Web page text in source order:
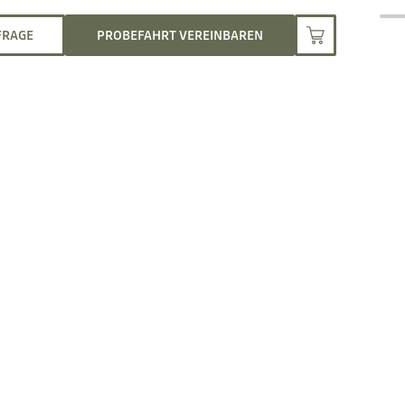
PROBEFAHRT VEREINBAREN